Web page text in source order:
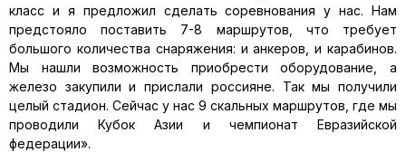
класс и я предложил сделать соревнования у нас. Нам
предстояло поставить 7-8 маршрутов, что требует
большого количества снаряжения: и анкеров, и карабинов.
Мы нашли возможность приобрести оборудование, а
железо закупили и прислали россияне. Так мы получили
целый стадион. Сейчас у нас 9 скальных маршрутов, где мы
проводили Кубок Азии и чемпионат Евразийской
федерации».